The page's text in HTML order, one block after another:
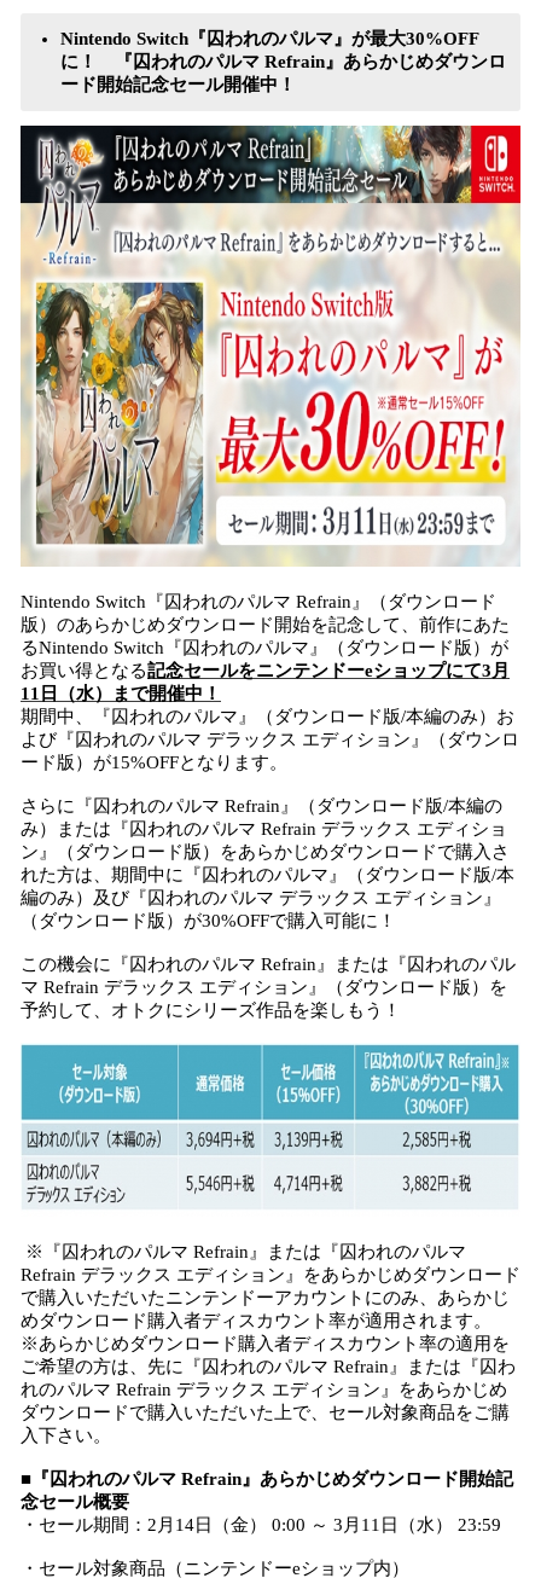
Nintendo Switch『囚われのパルマ』が最大30%OFF
に！
『囚われのパルマ Refrain』あらかじめダウンロ
ード開始記念セール開催中！
Nintendo Switch『囚われのパルマ Refrain』（ダウンロード
版）のあらかじめダウンロード開始を記念して、前作にあた
るNintendo Switch『囚われのパルマ』（ダウンロード版）が
お買い得となる記念セールをニンテンドーeショップにて3月
11日（水）まで開催中！
期間中、『囚われのパルマ』（ダウンロード版/本編のみ）お
よび『囚われのパルマ デラックス エディション』（ダウンロ
ード版）が15%OFFとなります。
さらに『囚われのパルマ Refrain』（ダウンロード版/本編の
み）または『囚われのパルマ Refrain デラックス エディショ
ン』（ダウンロード版）をあらかじめダウンロードで購入さ
れた方は、期間中に『囚われのパルマ』（ダウンロード版/本
編のみ）及び『囚われのパルマ デラックス エディション』
（ダウンロード版）が30%OFFで購入可能に！
この機会に『囚われのパルマ Refrain』または『囚われのパル
マ Refrain デラックス エディション』（ダウンロード版）を
予約して、オトクにシリーズ作品を楽しもう！
※『囚われのパルマ Refrain』または『囚われのパルマ
Refrain デラックス エディション』をあらかじめダウンロード
で購入いただいたニンテンドーアカウントにのみ、あらかじ
めダウンロード購入者ディスカウント率が適用されます。
※あらかじめダウンロード購入者ディスカウント率の適用を
ご希望の方は、先に『囚われのパルマ Refrain』または『囚わ
れのパルマ Refrain デラックス エディション』をあらかじめ
ダウンロードで購入いただいた上で、セール対象商品をご購
入下さい。
■『囚われのパルマ Refrain』あらかじめダウンロード開始記
念セール概要
・セール期間：2月14日（金） 0:00 ～ 3月11日（水） 23:59
・セール対象商品（ニンテンドーeショップ内）